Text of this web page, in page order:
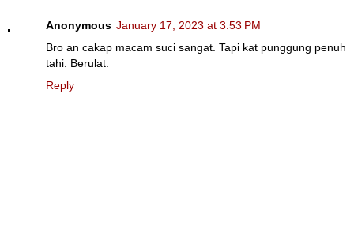
Anonymous January 17, 2023 at 3:53 PM
Bro an cakap macam suci sangat. Tapi kat punggung penuh
tahi. Berulat.
Reply